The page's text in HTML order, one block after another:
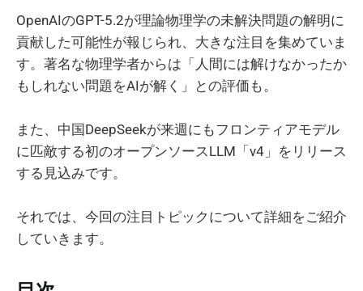
OpenAIのGPT-5.2が理論物理学の未解決問題の解明に
貢献した可能性が報じられ、大きな注目を集めていま
す。著名な物理学者からは「人間には解けなかったか
もしれない問題をAIが解く」との評価も。
また、中国DeepSeekが来週にもフロンティアモデル
に匹敵する初のオープンソースLLM「v4」をリリース
する見込みです。
それでは、今回の注目トピックについて詳細をご紹介
していきます。